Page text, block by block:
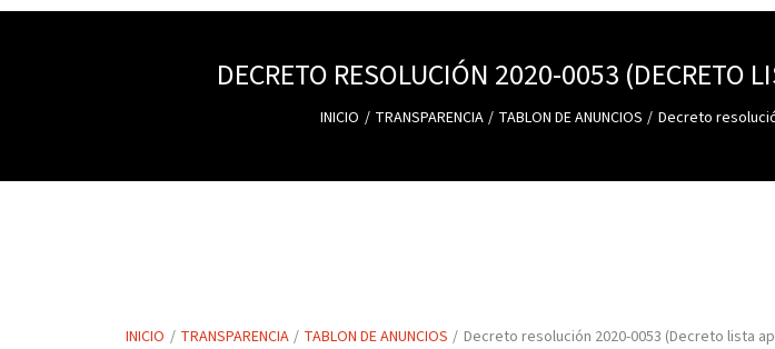
DECRETO RESOLUCIÓN 2020-0053 (DECRETO
INICIO TRANSPARENCIA TABLON DE ANUNCIOS Decreto
INICIO TRANSPARENCIA TABLON DE ANUNCIOS
Decreto resolución 2020-0053 (Decreto lista